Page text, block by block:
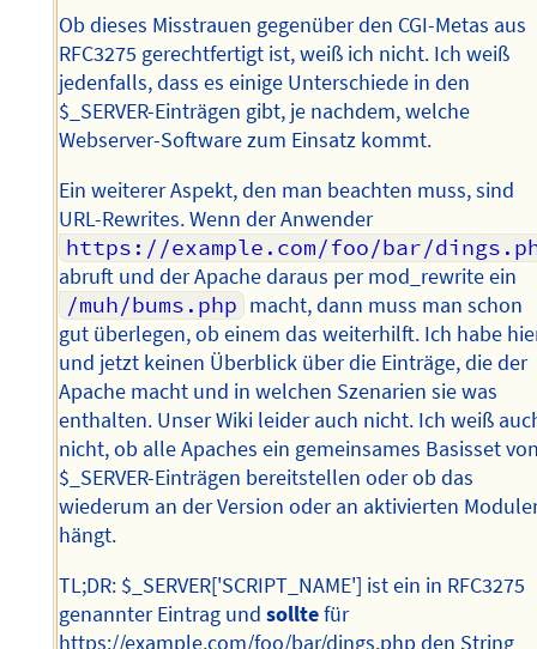
Ob dieses Misstrauen gegenüber den CGI-Metas aus
RFC3275 gerechtfertigt ist, weiß ich nicht. Ich weiß
jedenfalls, dass es einige Unterschiede in den
$_SERVER-Einträgen gibt, je nachdem, welche
Webserver-Software zum Einsatz kommt.
Ein weiterer Aspekt, den man beachten muss, sind
URL-Rewrites. Wenn der Anwender
https://example.com/foo/bar/
abruft und der Apache daraus per mod_rewrite ein
/muh/bums.php macht, dann muss man schon
gut überlegen, ob einem das weiterhilft. Ich habe
und jetzt keinen Überblick über die Einträge, die der
Apache macht und in welchen Szenarien sie was
enthalten. Unser Wiki leider auch nicht. Ich weiß
nicht, ob alle Apaches ein gemeinsames Basisset
$_SERVER-Einträgen bereitstellen oder ob das
wiederum an der Version oder an aktivierten
hängt.
TL;DR: $_SERVER['SCRIPT_NAME'] ist ein in RFC3275
genannter Eintrag undsolltefür
https://example.com/foo/bar/dings.php den String